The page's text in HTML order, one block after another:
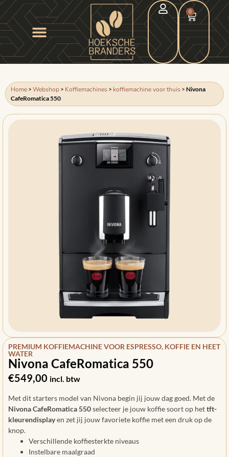
0
Home > Webshop > Koffiemachines > koffiemachine voor thuis > Nivona
CafeRomatica 550
PREMIUM KOFFIEMACHINE VOOR ESPRESSO, KOFFIE EN HEET
WATER
Nivona CafeRomatica 550
€549,00 incl. btw
Met dit starters model van Nivona begin jij jouw dag goed. Met de
Nivona CafeRomatica 550selecteer je jouw koffie soort op hettft-
kleurendisplayen zet jij jouw favoriete koffie met een druk op de
knop.
Verschillende koffiesterkte niveaus
Instelbare maalgraad